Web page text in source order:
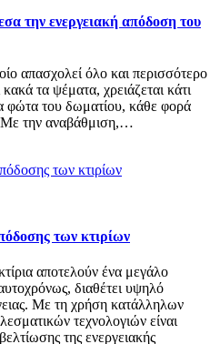
την ενεργειακή απόδοση του
απασχολεί όλο και περισσότερο
κακά τα ψέματα, χρειάζεται κάτι
φώτα του δωματίου, κάθε φορά
Με την αναβάθμιση,…
των κτιρίων
αποτελούν ένα μεγάλο
διαθέτει υψηλό
Με τη χρήση κατάλληλων
τεχνολογιών είναι
της ενεργειακής